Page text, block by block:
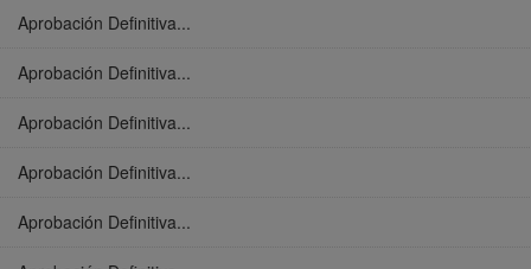
Aprobación Definitiva...
Aprobación Definitiva...
Aprobación Definitiva...
Aprobación Definitiva...
Aprobación Definitiva...